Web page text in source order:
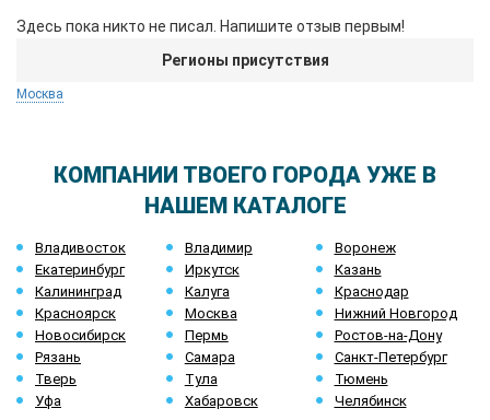
Здесь пока никто не писал. Напишите отзыв первым!
Регионы присутствия
Москва
КОМПАНИИ ТВОЕГО ГОРОДА УЖЕ В
НАШЕМ КАТАЛОГЕ
Владивосток Владимир
Воронеж
Екатеринбург
Иркутск
Казань
Калининград
Калуга
Краснодар
Красноярск
Москва
Нижний Новгород
Новосибирск
Пермь
Ростов-на-Дону
Рязань
Самара
Санкт-Петербург
Тверь
Тула
Тюмень
Уфа
Хабаровск Челябинск